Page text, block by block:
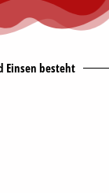
Einsen besteht